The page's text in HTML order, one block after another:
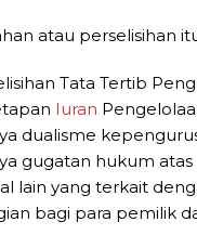
atau perselisihan
Tata Tertib
Iuran
dualisme
gugatan hukum
lain yang terkait
bagi para pemilik